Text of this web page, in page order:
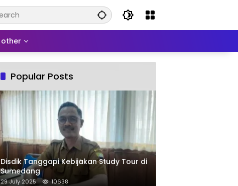
other
Popular Posts
Disdik Tanggapi Kebijakan Study Tour di
Sumedang
29 July 2025 10638